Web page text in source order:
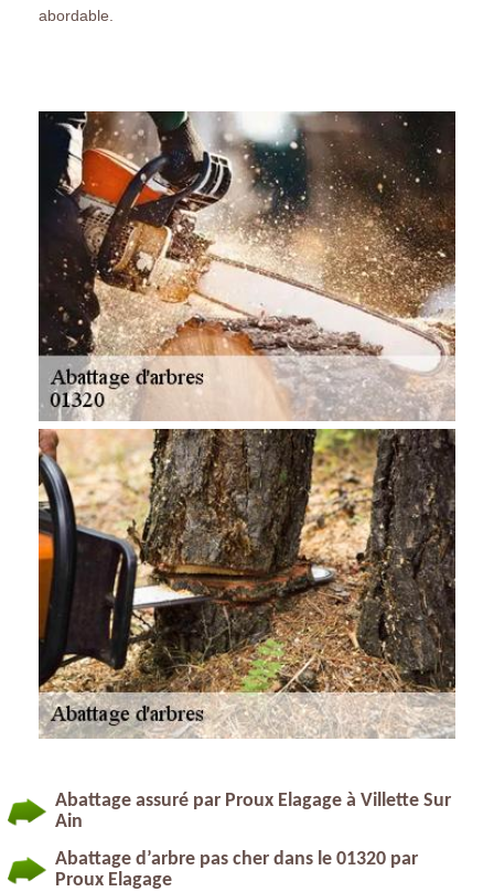
abordable.
Abattage assuré par Proux Elagage à Villette Sur
Ain
Abattage d’arbre pas cher dans le 01320 par
Proux Elagage